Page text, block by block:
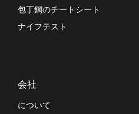
包丁鋼のチートシート
ナイフテスト
会社
について